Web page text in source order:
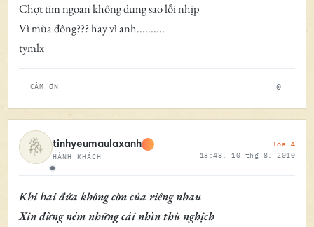
Chợt tim ngoan không dung sao lỗi nhịp
Vì mùa đông??? hay vì anh..........
tymlx
CẢM ƠN 0
Ngoại tuyến
tinhyeumaulaxanh
HÀNH KHÁCH
Toa 4
13:48, 10 thg 8, 2010
Khi hai đứa không còn của riêng nhau
Xin đừng ném những cái nhìn thù nghịch